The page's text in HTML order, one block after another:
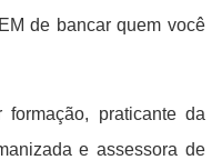
de bancar quem você
praticante da
e assessora de